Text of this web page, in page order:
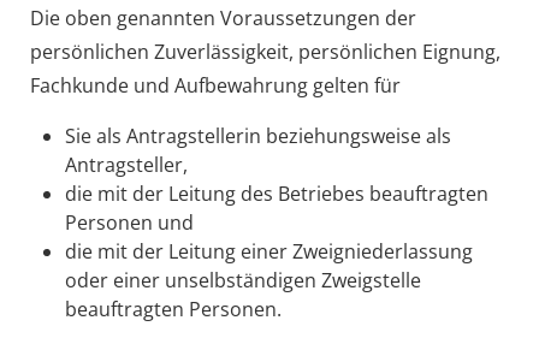
Die oben genannten Voraussetzungen der
persönlichen Zuverlässigkeit, persönlichen Eignung,
Fachkunde und Aufbewahrung gelten für
Sie als Antragstellerin beziehungsweise als
Antragsteller,
die mit der Leitung des Betriebes beauftragten
Personen und
die mit der Leitung einer Zweigniederlassung
oder einer unselbständigen Zweigstelle
beauftragten Personen.